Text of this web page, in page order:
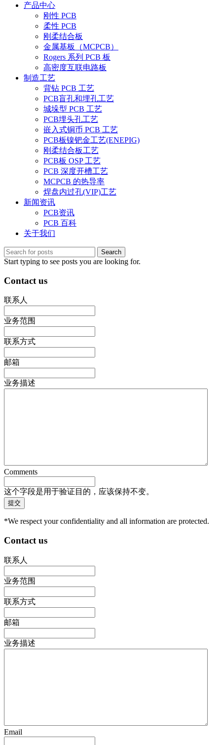
产品中心
刚性 PCB
柔性 PCB
刚柔结合板
金属基板（MCPCB）
Rogers 系列 PCB 板
高密度互联电路板
制造工艺
背钻 PCB 工艺
PCB盲孔和埋孔工艺
城垛型 PCB 工艺
PCB埋头孔工艺
嵌入式铜币 PCB 工艺
PCB板镍钯金工艺(ENEPIG)
刚柔结合板工艺
PCB板 OSP 工艺
PCB 深度开槽工艺
MCPCB 的热导率
焊盘内过孔(VIP)工艺
新闻资讯
PCB资讯
PCB 百科
关于我们
Search
Start typing to see posts you are looking for.
Contact us
联系人
业务范围
联系方式
邮箱
业务描述
Comments
这个字段是用于验证目的，应该保持不变。
*We respect your confidentiality and all information are protected.
Contact us
联系人
业务范围
联系方式
邮箱
业务描述
Email